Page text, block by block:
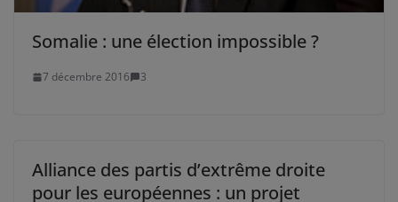
Somalie : une élection impossible ?
7 décembre 2016 3
Alliance des partis d’extrême droite
pour les européennes : un projet